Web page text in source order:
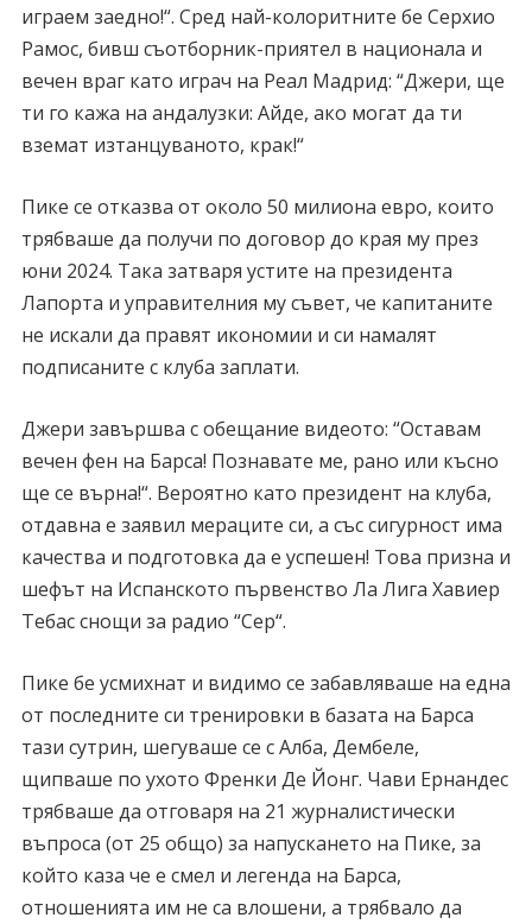
играем заедно!“. Сред най-колоритните бе Серхио
Рамос, бивш съотборник-приятел в национала и
вечен враг като играч на Реал Мадрид: “Джери, ще
ти го кажа на андалузки: Айде, ако могат да ти
вземат изтанцуваното, крак!“
Пике се отказва от около 50 милиона евро, които
трябваше да получи по договор до края му през
юни 2024. Така затваря устите на президента
Лапорта и управителния му съвет, че капитаните
не искали да правят икономии и си намалят
подписаните с клуба заплати.
Джери завършва с обещание видеото: “Оставам
вечен фен на Барса! Познавате ме, рано или късно
ще се върна!“. Вероятно като президент на клуба,
отдавна е заявил мераците си, а със сигурност има
качества и подготовка да е успешен! Това призна и
шефът на Испанското първенство Ла Лига Хавиер
Тебас снощи за радио “Сер“.
Пике бе усмихнат и видимо се забавляваше на една
от последните си тренировки в базата на Барса
тази сутрин, шегуваше се с Алба, Дембеле,
щипваше по ухото Френки Де Йонг. Чави Ернандес
трябваше да отговаря на 21 журналистически
въпроса (от 25 общо) за напускането на Пике, за
който каза че е смел и легенда на Барса,
отношенията им не са влошени, а трябвало да